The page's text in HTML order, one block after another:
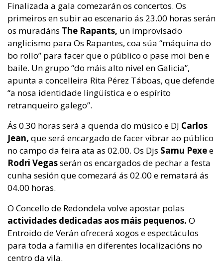
Finalizada a gala comezarán os concertos. Os
primeiros en subir ao escenario ás 23.00 horas serán
os muradáns The Rapants, un improvisado
anglicismo para Os Rapantes, coa súa “máquina do
bo rollo” para facer que o público o pase moi ben e
baile. Un grupo “do máis alto nivel en Galicia”,
apunta a concelleira Rita Pérez Táboas, que defende
“a nosa identidade lingüística e o espírito
retranqueiro galego”.
Ás 0.30 horas será a quenda do músico e DJ Carlos
Jean, que será encargado de facer vibrar ao público
no campo da feira ata as 02.00. Os Djs Samu Pexee
Rodri Vegasserán os encargados de pechar a festa
cunha sesión que comezará ás 02.00 e rematará ás
04.00 horas.
O Concello de Redondela volve apostar polas
actividades dedicadas aos máis pequenos. O
Entroido de Verán ofrecerá xogos e espectáculos
para toda a familia en diferentes localizacións no
centro da vila.